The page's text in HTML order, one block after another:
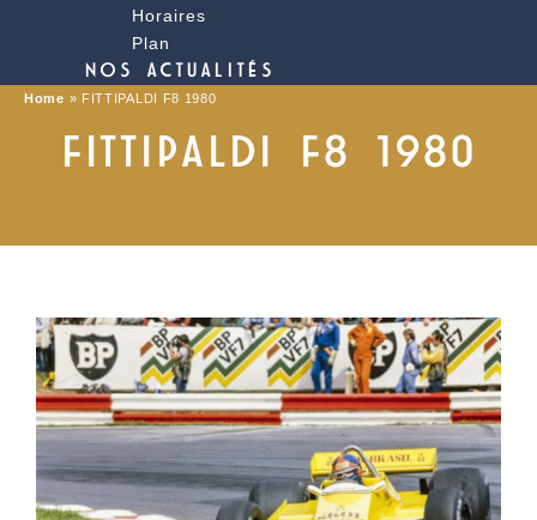
Horaires
Plan
NOS ACTUALITÉS
Home » FITTIPALDI F8 1980
FITTIPALDI F8 1980